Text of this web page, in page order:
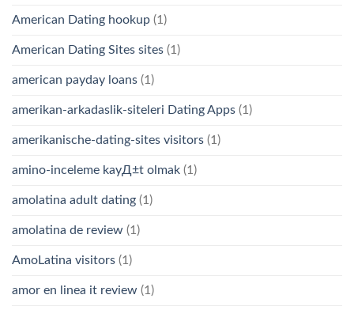
American Dating hookup (1)
American Dating Sites sites (1)
american payday loans (1)
amerikan-arkadaslik-siteleri Dating Apps (1)
amerikanische-dating-sites visitors (1)
amino-inceleme kayД±t olmak (1)
amolatina adult dating (1)
amolatina de review (1)
AmoLatina visitors (1)
amor en linea it review (1)